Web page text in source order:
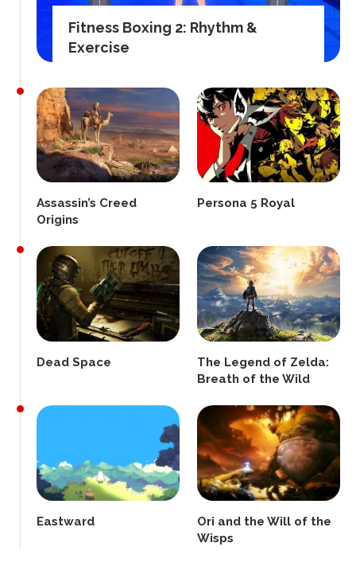
Fitness Boxing 2: Rhythm &
Exercise
Assassin’s Creed
Origins
Persona 5 Royal
Dead Space
The Legend of Zelda:
Breath of the Wild
Eastward
Ori and the Will of the
Wisps